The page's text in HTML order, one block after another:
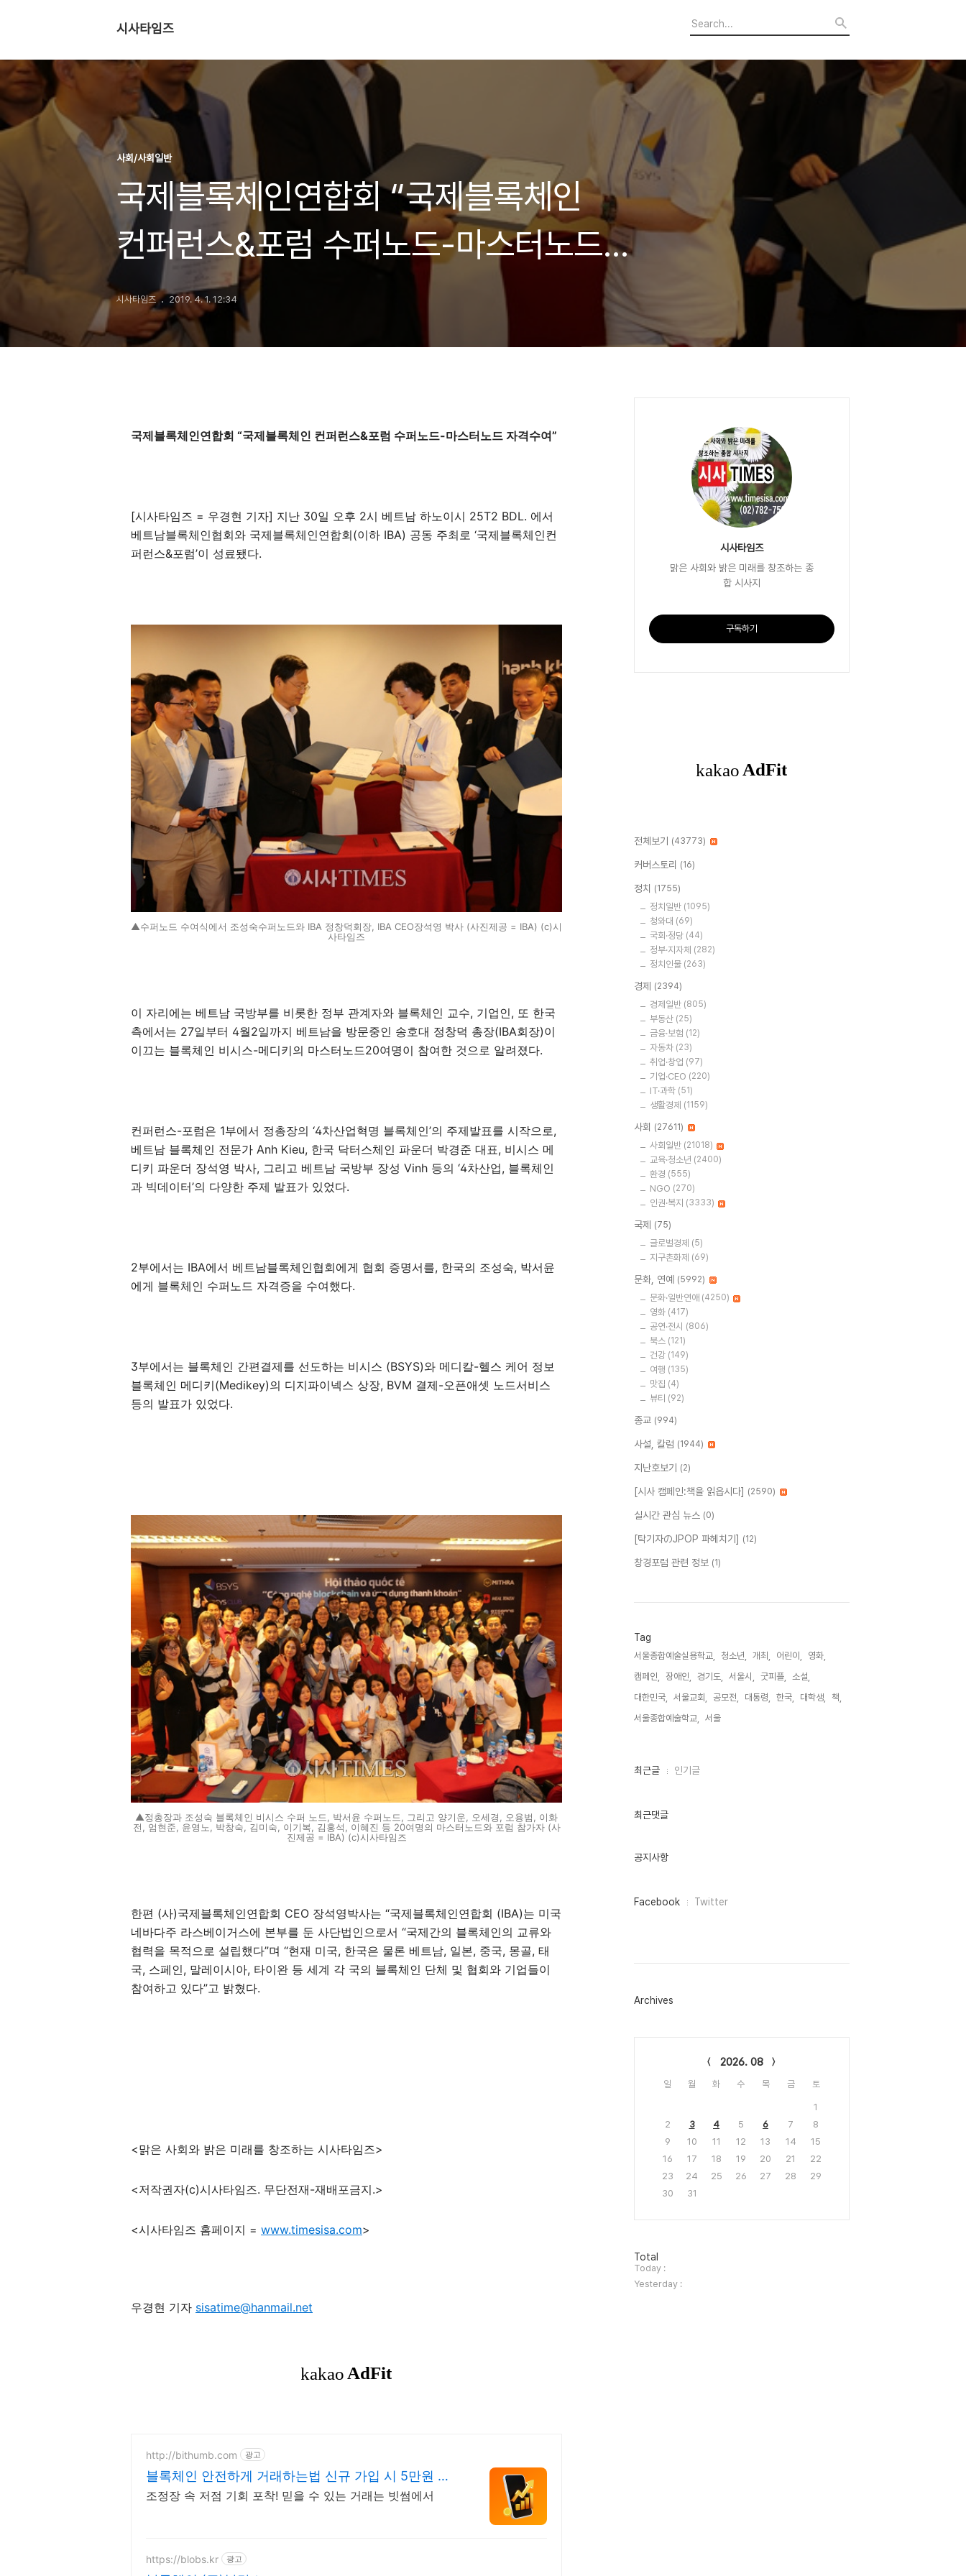
시사타임즈
사회/사회일반
국제블록체인연합회 “국제블록체인
컨퍼런스&포럼 수퍼노드-마스터노드
자격수여”
시사타임즈 2019. 4. 1. 12:34
국제블록체인연합회 “국제블록체인 컨퍼런스&포럼 수퍼노드-마스터노드 자격수여”
[시사타임즈 = 우경현 기자] 지난 30일 오후 2시 베트남 하노이시 25T2 BDL. 에서
베트남블록체인협회와 국제블록체인연합회(이하 IBA) 공동 주최로 ‘국제블록체인컨
퍼런스&포럼’이 성료됐다.
▲수퍼노드 수여식에서 조성숙수퍼노드와 IBA 정창덕회장, IBA CEO장석영 박사 (사진제공 = IBA) (c)시
사타임즈
이 자리에는 베트남 국방부를 비롯한 정부 관계자와 블록체인 교수, 기업인, 또 한국
측에서는 27일부터 4월2일까지 베트남을 방문중인 송호대 정창덕 총장(IBA회장)이
이끄는 블록체인 비시스-메디키의 마스터노드20여명이 참여한 것으로 알려졌다.
컨퍼런스-포럼은 1부에서 정총장의 ‘4차산업혁명 블록체인’의 주제발표를 시작으로,
베트남 블록체인 전문가 Anh Kieu, 한국 닥터스체인 파운더 박경준 대표, 비시스 메
디키 파운더 장석영 박사, 그리고 베트남 국방부 장성 Vinh 등의 ‘4차산업, 블록체인
과 빅데이터’의 다양한 주제 발표가 있었다.
2부에서는 IBA에서 베트남블록체인협회에게 협회 증명서를, 한국의 조성숙, 박서윤
에게 블록체인 수퍼노드 자격증을 수여했다.
3부에서는 블록체인 간편결제를 선도하는 비시스 (BSYS)와 메디칼-헬스 케어 정보
블록체인 메디키(Medikey)의 디지파이넥스 상장, BVM 결제-오픈애셋 노드서비스
등의 발표가 있었다.
▲정총장과 조성숙 블록체인 비시스 수퍼 노드, 박서윤 수퍼노드, 그리고 양기운, 오세경, 오용범, 이화
전, 엄현준, 윤영노, 박창숙, 김미숙, 이기복, 김홍석, 이혜진 등 20여명의 마스터노드와 포럼 참가자 (사
진제공 = IBA) (c)시사타임즈
한편 (사)국제블록체인연합회 CEO 장석영박사는 “국제블록체인연합회 (IBA)는 미국
네바다주 라스베이거스에 본부를 둔 사단법인으로서 “국제간의 블록체인의 교류와
협력을 목적으로 설립했다”며 “현재 미국, 한국은 물론 베트남, 일본, 중국, 몽골, 태
국, 스페인, 말레이시아, 타이완 등 세계 각 국의 블록체인 단체 및 협회와 기업들이
참여하고 있다”고 밝혔다.
<맑은 사회와 밝은 미래를 창조하는 시사타임즈>
<저작권자(c)시사타임즈. 무단전재-재배포금지.>
<시사타임즈 홈페이지 = www.timesisa.com>
우경현 기자 sisatime@hanmail.net
http://bithumb.com 광고
블록체인 안전하게 거래하는법 신규 가입 시 5만원 혜
택
조정장 속 저점 기회 포착! 믿을 수 있는 거래는 빗썸에서
https://blobs.kr 광고
시사타임즈
맑은 사회와 밝은 미래를 창조하는 종
합 시사지
구독하기
전체보기 (43773)
커버스토리 (16)
정치 (1755)
정치일반 (1095)
청와대 (69)
국회·정당 (44)
정부·지자체 (282)
정치인물 (263)
경제 (2394)
경제일반 (805)
부동산 (25)
금융·보험 (12)
자동차 (23)
취업·창업 (97)
기업·CEO (220)
IT·과학 (51)
생활경제 (1159)
사회 (27611)
사회일반 (21018)
교육·청소년 (2400)
환경 (555)
NGO (270)
인권·복지 (3333)
국제 (75)
글로벌경제 (5)
지구촌화제 (69)
문화, 연예 (5992)
문화·일반연애 (4250)
영화 (417)
공연·전시 (806)
북스 (121)
건강 (149)
여행 (135)
맛집 (4)
뷰티 (92)
종교 (994)
사설, 칼럼 (1944)
지난호보기 (2)
[시사 캠페인:책을 읽읍시다] (2590)
실시간 관심 뉴스 (0)
[탁기자のJPOP 파헤치기] (12)
창경포럼 관련 정보 (1)
Tag
서울종합예술실용학교, 청소년, 개최, 어린이,
영화,
캠페인,
장애인, 경기도, 서울시, 굿피플,
소설,
대한민국,
서울교회, 공모전, 대통령, 한국, 대학생,
책,
서울종합예술학교,
서울,
최
인
최근글 인기글
최근댓글
공지사항
페
그
Facebook Twitter
Archives
2026. 08
일 월 화 수 목 금 토
1
2
3 4 5 6 7
8
9
10 11 12 13 14
15
16
17 18 19 20 21
22
23
24 25 26 27 28
29
30
31
방
문
자
수
Total
Today :
Yesterday :